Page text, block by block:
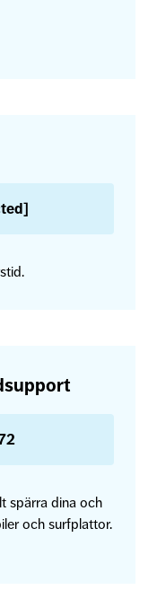
spärra dina och
och surfplattor.